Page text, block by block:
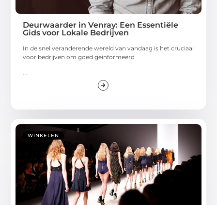
Deurwaarder in Venray: Een Essentiële
Gids voor Lokale Bedrijven
In de snel veranderende wereld van vandaag is het cruciaal
voor bedrijven om goed geïnformeerd
WINKELEN